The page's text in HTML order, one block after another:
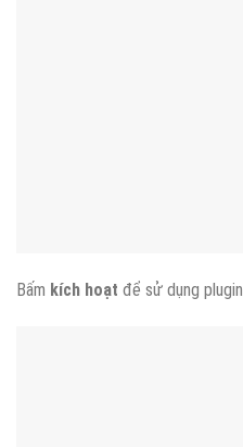
Bấm kích hoạt để sử dụng plugin